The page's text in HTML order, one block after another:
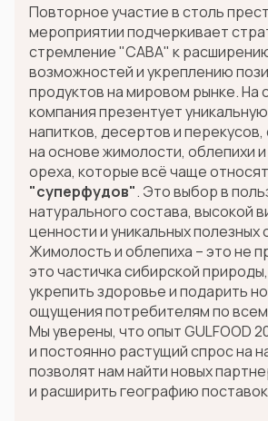
Повторное участие в столь
мероприятии подчеркивает
стремление "САВА" к
возможностей и укреплению
продуктов на мировом рынке. На
компания презентует
напитков, десертов и перекусов,
на основе жимолости, облепихи
ореха, которые всё чаще
"суперфудов". Это выбор в
натурального состава, высокой
ценности и уникальных полезных
Жимолость и облепиха – это не
это частичка сибирской
укрепить здоровье и подарить
ощущения потребителям по
Мы уверены, что опыт GULFOOD
и постоянно растущий спрос на
позволят нам найти новых
и расширить географию